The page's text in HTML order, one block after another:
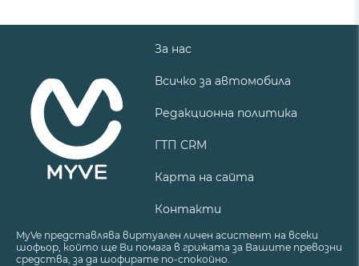
За нас
Всичко за автомобила
Редакционна политика
ГТП CRM
Карта на сайта
Контакти
MyVe представлява виртуален личен асистент на всеки
шофьор, който ще Ви помага в грижата за Вашите превозни
средства, за да шофирате по-спокойно.